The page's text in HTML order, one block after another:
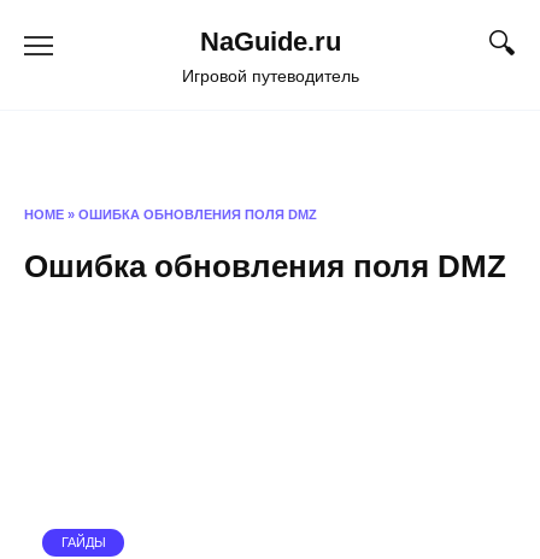
NaGuide.ru
Игровой путеводитель
HOME » ОШИБКА ОБНОВЛЕНИЯ ПОЛЯ DMZ
Ошибка обновления поля DMZ
ГАЙДЫ